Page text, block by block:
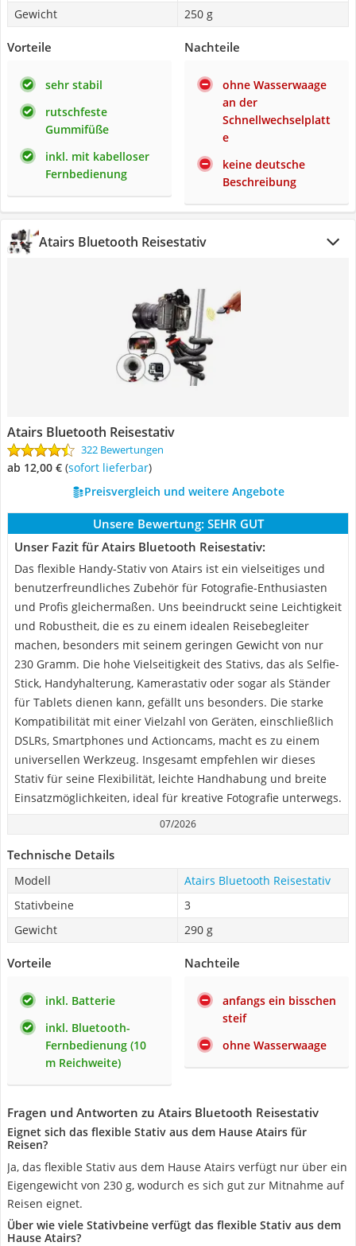
Gewicht
250 g
Vorteile
sehr stabil
rutschfeste
Gummifüße
inkl. mit kabelloser
Fernbedienung
Nachteile
ohne Wasserwaage
an der
Schnellwechselplatt
e
keine deutsche
Beschreibung
Atairs Bluetooth Reisestativ
Atairs Bluetooth Reisestativ
322 Bewertungen
ab 12,00 € ( Sofort lieferbar)
Preisvergleich und weitere Angebote
Unsere Bewertung: SEHR GUT
Unser Fazit für Atairs Bluetooth Reisestativ:
Das flexible Handy-Stativ von Atairs ist ein vielseitiges und
benutzerfreundliches Zubehör für Fotografie-Enthusiasten
und Profis gleichermaßen. Uns beeindruckt seine Leichtigkeit
und Robustheit, die es zu einem idealen Reisebegleiter
machen, besonders mit seinem geringen Gewicht von nur
230 Gramm. Die hohe Vielseitigkeit des Stativs, das als Selfie-
Stick, Handyhalterung, Kamerastativ oder sogar als Ständer
für Tablets dienen kann, gefällt uns besonders. Die starke
Kompatibilität mit einer Vielzahl von Geräten, einschließlich
DSLRs, Smartphones und Actioncams, macht es zu einem
universellen Werkzeug. Insgesamt empfehlen wir dieses
Stativ für seine Flexibilität, leichte Handhabung und breite
Einsatzmöglichkeiten, ideal für kreative Fotografie unterwegs.
07/2026
Technische Details
Modell
Atairs Bluetooth Reisestativ
Stativbeine
3
Gewicht
290 g
Vorteile
inkl. Batterie
inkl. Bluetooth-
Fernbedienung (10
m Reichweite)
Nachteile
anfangs ein bisschen
steif
ohne Wasserwaage
Fragen und Antworten zu Atairs Bluetooth Reisestativ
Eignet sich das flexible Stativ aus dem Hause Atairs für
Reisen?
Ja, das flexible Stativ aus dem Hause Atairs verfügt nur über ein
Eigengewicht von 230 g, wodurch es sich gut zur Mitnahme auf
Reisen eignet.
Über wie viele Stativbeine verfügt das flexible Stativ aus dem
Hause Atairs?